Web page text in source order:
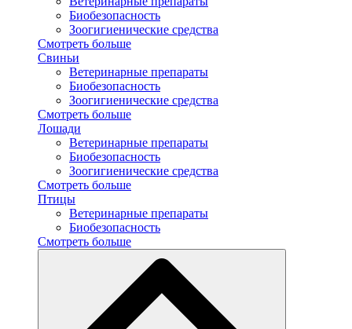
Биобезопасность
Зоогигиенические средства
Смотреть больше
Свиньи
Ветеринарные препараты
Биобезопасность
Зоогигиенические средства
Смотреть больше
Лошади
Ветеринарные препараты
Биобезопасность
Зоогигиенические средства
Смотреть больше
Птицы
Ветеринарные препараты
Биобезопасность
Смотреть больше